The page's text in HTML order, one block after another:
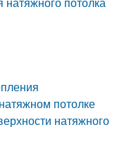
потолке
натяжного